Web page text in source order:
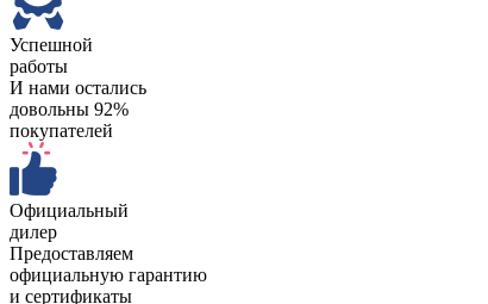
Успешной
работы
И нами остались
довольны 92%
покупателей
Официальный
дилер
Предоставляем
официальную гарантию
и сертификаты